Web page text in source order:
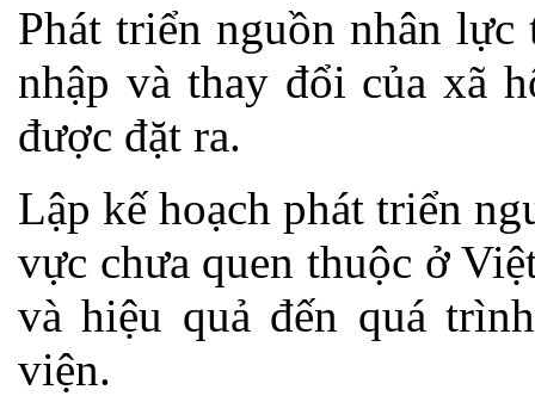
Phát triển nguồn nhân
nhập và thay đổi của xã
được đặt ra.
Lập kế hoạch phát triển
vực chưa quen thuộc ở
và hiệu quả đến quá
viện.